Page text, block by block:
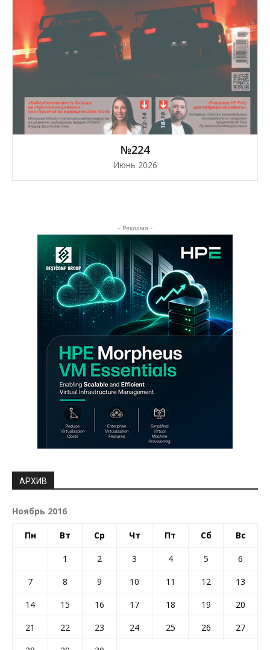
№224
Июнь 2026
- Реклама -
АРХИВ
Ноябрь 2016
Пн Вт Ср Чт Пт Сб Вс
1 2 3 4 5
6
7
8 9 10 11 12
13
14
15 16 17 18 19
20
21
22 23 24 25 26
27